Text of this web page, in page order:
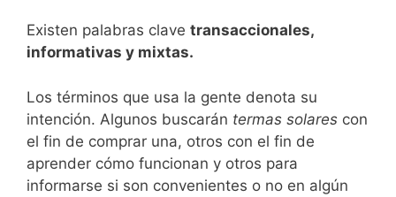
Existen palabras clave transaccionales,
informativas y mixtas.
Los términos que usa la gente denota su
intención. Algunos buscarán termas solares con
el fin de comprar una, otros con el fin de
aprender cómo funcionan y otros para
informarse si son convenientes o no en algún